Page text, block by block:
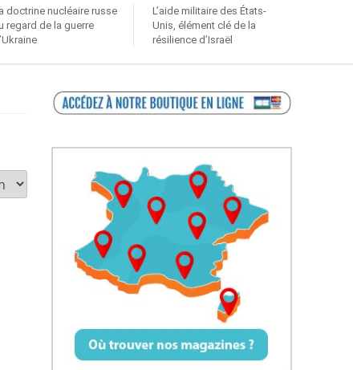
doctrine nucléaire russe
regard de la guerre
L’aide militaire des États-
Unis, élément clé de la
résilience d’Israël